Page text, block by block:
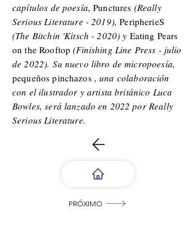
capítulos de poesía, Punctures (Really
Serious Literature - 2019), PeripherieS
(The Bitchin 'Kitsch - 2020) y Eating Pears
on the Rooftop (Finishing Line Press - julio
de 2022). Su nuevo libro de micropoesía,
pequeños pinchazos , una colaboración
con el ilustrador y artista británico Luca
Bowles, será lanzado en 2022 por Really
Serious Literature.
PRÓXIMO